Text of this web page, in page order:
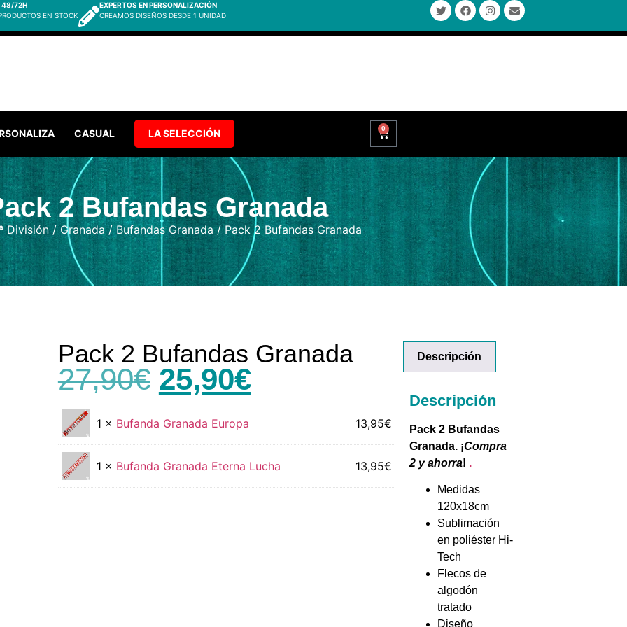
48/72H
EN STOCK
EXPERTOS EN PERSONALIZACIÓN
CREAMOS DISEÑOS DESDE 1 UNIDAD
CASUAL LA SELECCIÓN 0
2 Bufandas Granada
División/Granada/ Bufandas Granada/ Pack 2 Bufandas Granada
Pack 2 Bufandas Granada
27,90€ 25,90€
1 × Bufanda Granada Europa 13,95€
1 × Bufanda Granada Eterna Lucha 13,95€
Descripción
Descripción
Pack 2 Bufandas
Granada. ¡Compra
2 y ahorra! .
Medidas
120x18cm
Sublimación
en poliéster Hi-
Tech
Flecos de
algodón
tratado
Diseño